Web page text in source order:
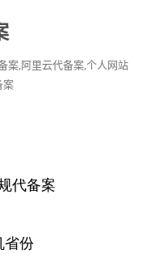
案,阿里云代备案,个人网站
案